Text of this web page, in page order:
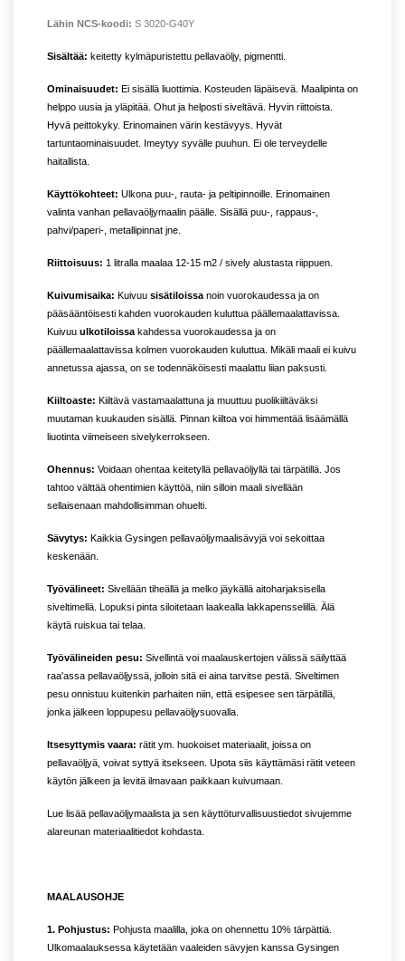
Lähin NCS-koodi: S 3020-G40Y
Sisältää: keitetty kylmäpuristettu pellavaöljy, pigmentti.
Ominaisuudet: Ei sisällä liuottimia. Kosteuden läpäisevä. Maalipinta on
helppo uusia ja yläpitää. Ohut ja helposti siveltävä. Hyvin riittoista.
Hyvä peittokyky. Erinomainen värin kestävyys. Hyvät
tartuntaominaisuudet. Imeytyy syvälle puuhun. Ei ole terveydelle
haitallista.
Käyttökohteet: Ulkona puu-, rauta- ja peltipinnoille. Erinomainen
valinta vanhan pellavaöljymaalin päälle. Sisällä puu-, rappaus-,
pahvi/paperi-, metallipinnat jne.
Riittoisuus: 1 litralla maalaa 12-15 m2 / sively alustasta riippuen.
Kuivumisaika: Kuivuu sisätiloissa noin vuorokaudessa ja on
pääsääntöisesti kahden vuorokauden kuluttua päällemaalattavissa.
Kuivuu ulkotiloissa kahdessa vuorokaudessa ja on
päällemaalattavissa kolmen vuorokauden kuluttua. Mikäli maali ei kuivu
annetussa ajassa, on se todennäköisesti maalattu liian paksusti.
Kiiltoaste: Kiiltävä vastamaalattuna ja muuttuu puolikiiltäväksi
muutaman kuukauden sisällä. Pinnan kiiltoa voi himmentää lisäämällä
liuotinta viimeiseen sivelykerrokseen.
Ohennus: Voidaan ohentaa keitetyllä pellavaöljyllä tai tärpätillä. Jos
tahtoo välttää ohentimien käyttöä, niin silloin maali sivellään
sellaisenaan mahdollisimman ohuelti.
Sävytys: Kaikkia Gysingen pellavaöljymaalisävyjä voi sekoittaa
keskenään.
Työvälineet: Sivellään tiheällä ja melko jäykällä aitoharjaksisella
siveltimellä. Lopuksi pinta siloitetaan laakealla lakkapensselillä. Älä
käytä ruiskua tai telaa.
Työvälineiden pesu: Sivellintä voi maalauskertojen välissä säilyttää
raa'assa pellavaöljyssä, jolloin sitä ei aina tarvitse pestä. Siveltimen
pesu onnistuu kuitenkin parhaiten niin, että esipesee sen tärpätillä,
jonka jälkeen loppupesu pellavaöljysuovalla.
Itsesyttymis vaara: rätit ym. huokoiset materiaalit, joissa on
pellavaöljyä, voivat syttyä itsekseen. Upota siis käyttämäsi rätit veteen
käytön jälkeen ja levitä ilmavaan paikkaan kuivumaan.
Lue lisää pellavaöljymaalista ja sen käyttöturvallisuustiedot sivujemme
alareunan materiaalitiedot kohdasta.
MAALAUSOHJE
1. Pohjustus: Pohjusta maalilla, joka on ohennettu 10% tärpättiä.
Ulkomaalauksessa käytetään vaaleiden sävyjen kanssa Gysingen